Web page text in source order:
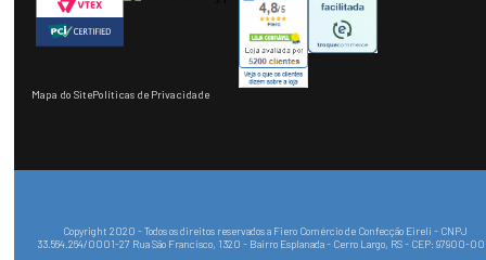
Mapa do SitePolíticas de Privacidade
Copyright 2020 - Todos os direitos reservados a Fiero Comércio de Confecção Eireli - CNPJ
33.564.264/0001-27 Rua São Francisco, 1320 - Bairro Esplanada - Cerro Largo, RS - CEP: 97900-